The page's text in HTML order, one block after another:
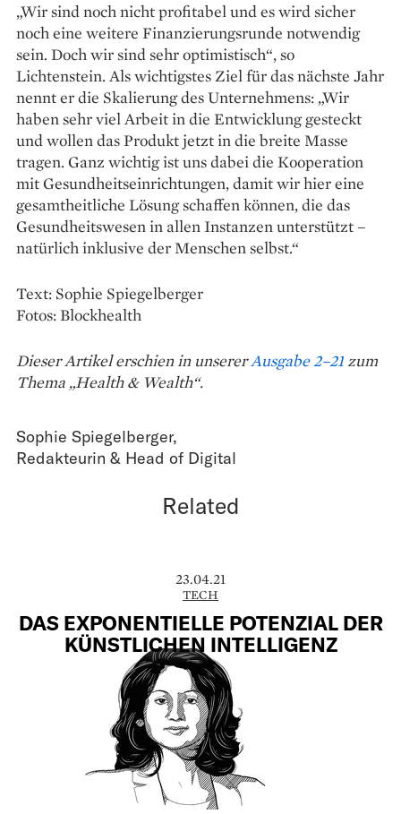
„Wir sind noch nicht profitabel und es wird sicher
noch eine weitere Finanzierungsrunde notwendig
sein. Doch wir sind sehr ­optimistisch“, so
Lichtenstein. Als wichtigstes Ziel für das nächste Jahr
nennt er die Skalierung des Unternehmens: „Wir
haben sehr viel Arbeit in die Entwicklung gesteckt
und wollen das Produkt jetzt in die breite Masse
tragen. Ganz wichtig ist uns dabei die Kooperation
mit Gesundheitseinrichtungen, damit wir hier eine
gesamtheitliche Lösung schaffen können, die das
Gesundheitswesen in allen Instanzen unterstützt –
natürlich inklusive der Menschen selbst.“
Text: Sophie Spiegelberger
Fotos: Blockhealth
Dieser Artikel erschien in unsererAusgabe 2–21zum
Thema „Health & Wealth“.
Sophie Spiegelberger,
Redakteurin & Head of Digital
Related
23.04.21
TECH
DAS EXPONENTIELLE POTENZIAL DER
KÜNSTLICHEN INTELLIGENZ